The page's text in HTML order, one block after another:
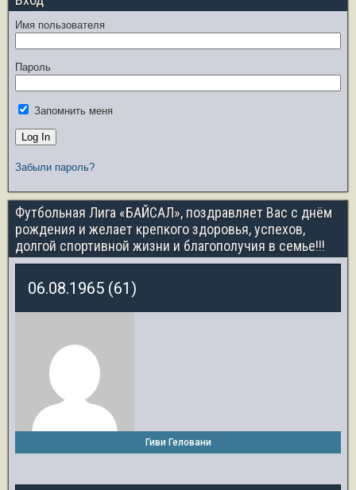
Имя пользователя
Пароль
Запомнить меня
Забыли пароль?
Футбольная Лига «БАЙСАЛ», поздравляет Вас с днём
рождения и желает крепкого здоровья, успехов,
долгой спортивной жизни и благополучия в семье!!!
06.08.1965 (61)
Гиви Геловани